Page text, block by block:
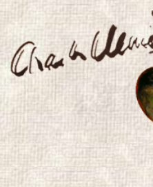
Aller
contenu